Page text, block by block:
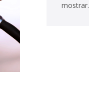
mostrar.